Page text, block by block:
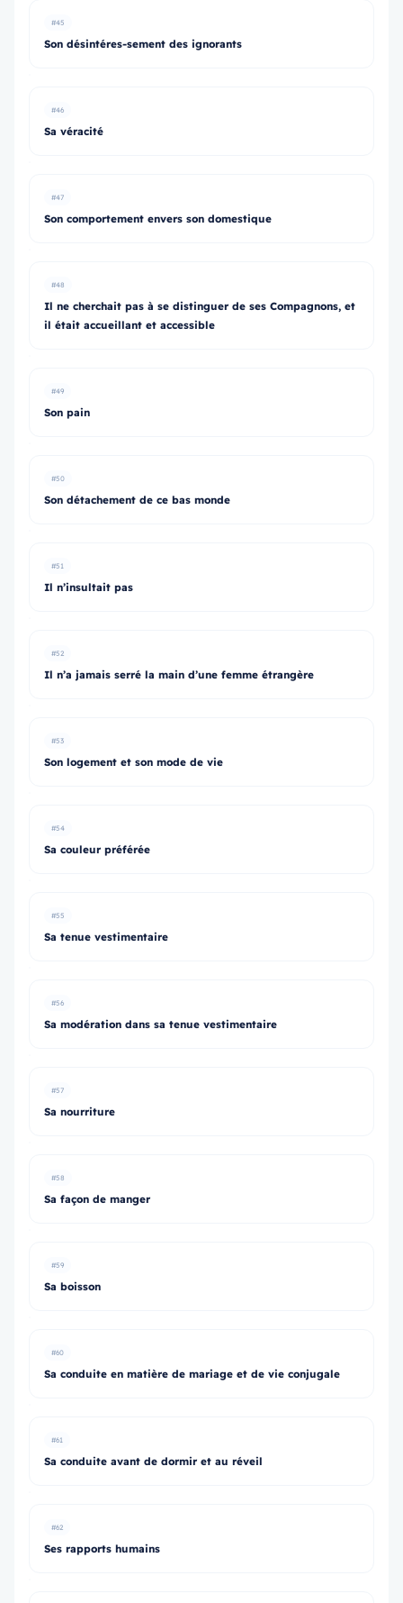
#45
Son désintéres-sement des ignorants
#46
Sa véracité
#47
Son comportement envers son domestique
#48
Il ne cherchait pas à se distinguer de ses Compagnons, et
il était accueillant et accessible
#49
Son pain
#50
Son détachement de ce bas monde
#51
Il n’insultait pas
#52
Il n’a jamais serré la main d’une femme étrangère
#53
Son logement et son mode de vie
#54
Sa couleur préférée
#55
Sa tenue vestimentaire
#56
Sa modération dans sa tenue vestimentaire
#57
Sa nourriture
#58
Sa façon de manger
#59
Sa boisson
#60
Sa conduite en matière de mariage et de vie conjugale
#61
Sa conduite avant de dormir et au réveil
#62
Ses rapports humains